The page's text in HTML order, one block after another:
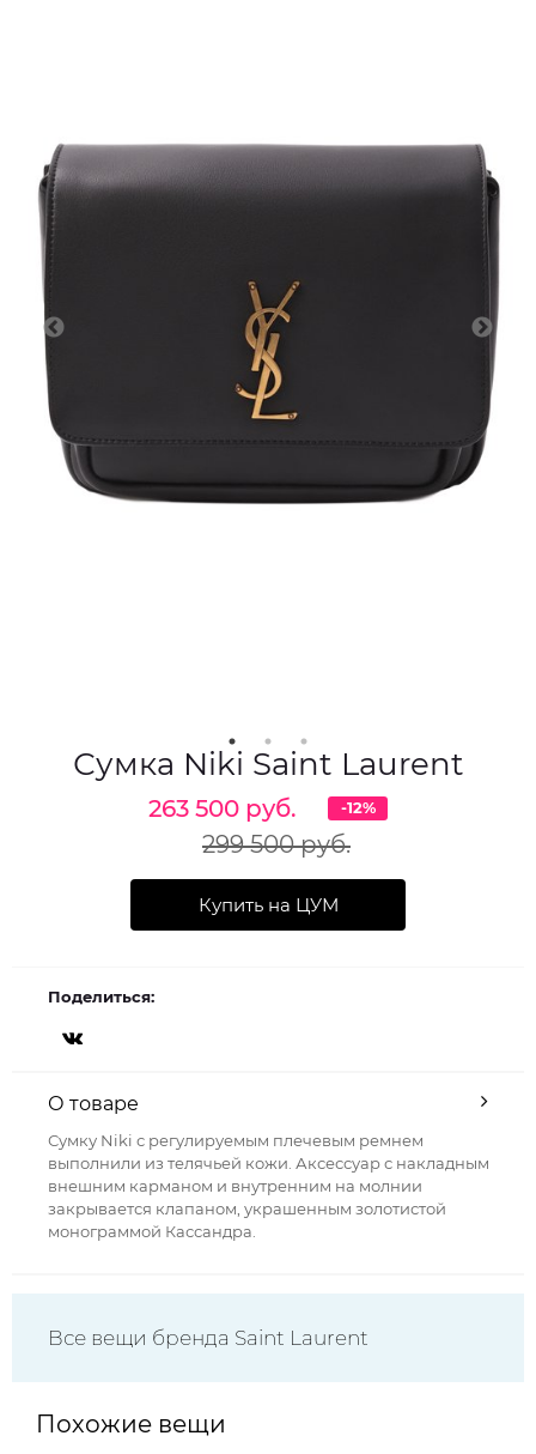
Сумка Niki Saint Laurent
263 500 руб.
299 500 руб.
-12%
Купить на ЦУМ
Поделиться:
О товаре
Сумку Niki с регулируемым плечевым ремнем
выполнили из телячьей кожи. Аксессуар с накладным
внешним карманом и внутренним на молнии
закрывается клапаном, украшенным золотистой
монограммой Кассандра.
Все вещи бренда Saint Laurent
Похожие вещи